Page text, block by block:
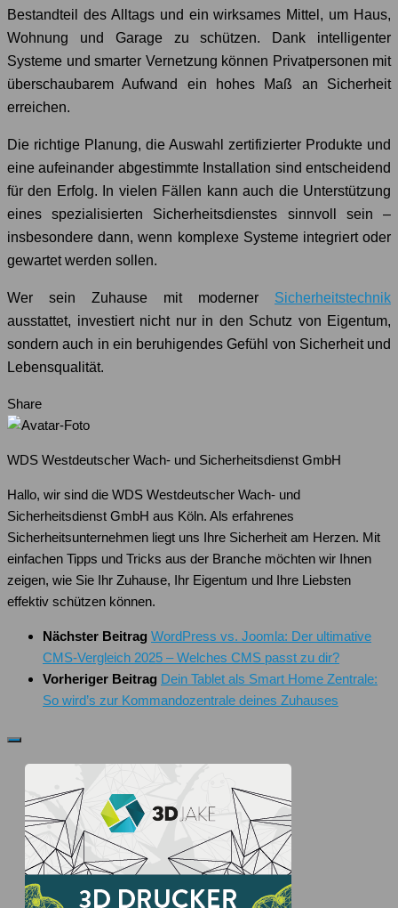
Bestandteil des Alltags und ein wirksames Mittel, um Haus,
Wohnung und Garage zu schützen. Dank intelligenter
Systeme und smarter Vernetzung können Privatpersonen mit
überschaubarem Aufwand ein hohes Maß an Sicherheit
erreichen.
Die richtige Planung, die Auswahl zertifizierter Produkte und
eine aufeinander abgestimmte Installation sind entscheidend
für den Erfolg. In vielen Fällen kann auch die Unterstützung
eines spezialisierten Sicherheitsdienstes sinnvoll sein –
insbesondere dann, wenn komplexe Systeme integriert oder
gewartet werden sollen.
Wer sein Zuhause mit moderner Sicherheitstechnik
ausstattet, investiert nicht nur in den Schutz von Eigentum,
sondern auch in ein beruhigendes Gefühl von Sicherheit und
Lebensqualität.
Share
WDS Westdeutscher Wach- und Sicherheitsdienst GmbH
Hallo, wir sind die WDS Westdeutscher Wach- und
Sicherheitsdienst GmbH aus Köln. Als erfahrenes
Sicherheitsunternehmen liegt uns Ihre Sicherheit am Herzen. Mit
einfachen Tipps und Tricks aus der Branche möchten wir Ihnen
zeigen, wie Sie Ihr Zuhause, Ihr Eigentum und Ihre Liebsten
effektiv schützen können.
Nächster Beitrag WordPress vs. Joomla: Der ultimative
CMS-Vergleich 2025 – Welches CMS passt zu dir?
Vorheriger Beitrag Dein Tablet als Smart Home Zentrale:
So wird’s zur Kommandozentrale deines Zuhauses